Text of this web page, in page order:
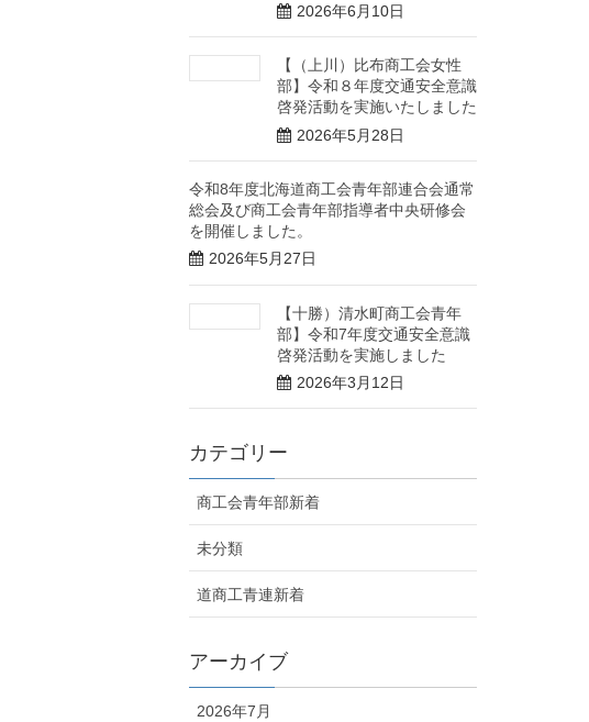
2026年6月10日
【（上川）比布商工会女性
部】令和８年度交通安全意識
啓発活動を実施いたしました
2026年5月28日
令和8年度北海道商工会青年部連合会通常
総会及び商工会青年部指導者中央研修会
を開催しました。
2026年5月27日
【十勝）清水町商工会青年
部】令和7年度交通安全意識
啓発活動を実施しました
2026年3月12日
カテゴリー
商工会青年部新着
未分類
道商工青連新着
アーカイブ
2026年7月